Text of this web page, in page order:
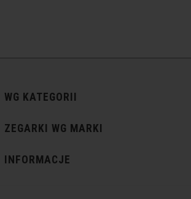
WG KATEGORII
ZEGARKI WG MARKI
INFORMACJE